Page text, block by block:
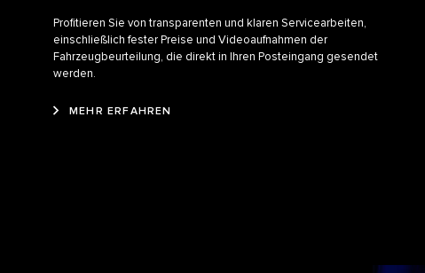
Profitieren Sie von transparenten und klaren Servicearbeiten,
einschließlich fester Preise und Videoaufnahmen der
Fahrzeugbeurteilung, die direkt in Ihren Posteingang gesendet
werden.
MEHR ERFAHREN